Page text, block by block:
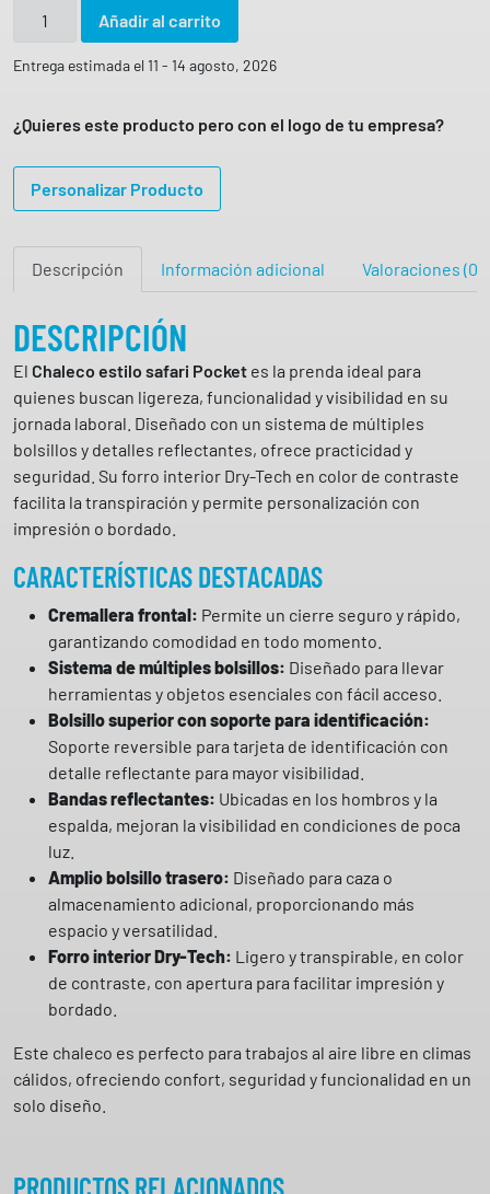
a
c
o
l
i
b
o
l
s
i
l
l
o
s
s
a
y
p
Añadir al carrito
Entrega estimada el 11 - 14 agosto, 2026
¿Quieres este producto pero con el logo de tu empresa?
Personalizar Producto
Descripción Información adicional Valoraciones (0)
DESCRIPCIÓN
El Chaleco estilo safari Pocket es la prenda ideal para
quienes buscan ligereza, funcionalidad y visibilidad en su
jornada laboral. Diseñado con un sistema de múltiples
bolsillos y detalles reflectantes, ofrece practicidad y
seguridad. Su forro interior Dry-Tech en color de contraste
facilita la transpiración y permite personalización con
impresión o bordado.
CARACTERÍSTICAS DESTACADAS
Cremallera frontal: Permite un cierre seguro y rápido,
garantizando comodidad en todo momento.
Sistema de múltiples bolsillos: Diseñado para llevar
herramientas y objetos esenciales con fácil acceso.
Bolsillo superior con soporte para identificación:
Soporte reversible para tarjeta de identificación con
detalle reflectante para mayor visibilidad.
Bandas reflectantes: Ubicadas en los hombros y la
espalda, mejoran la visibilidad en condiciones de poca
luz.
Amplio bolsillo trasero: Diseñado para caza o
almacenamiento adicional, proporcionando más
espacio y versatilidad.
Forro interior Dry-Tech: Ligero y transpirable, en color
de contraste, con apertura para facilitar impresión y
bordado.
Este chaleco es perfecto para trabajos al aire libre en climas
cálidos, ofreciendo confort, seguridad y funcionalidad en un
solo diseño.
PRODUCTOS RELACIONADOS